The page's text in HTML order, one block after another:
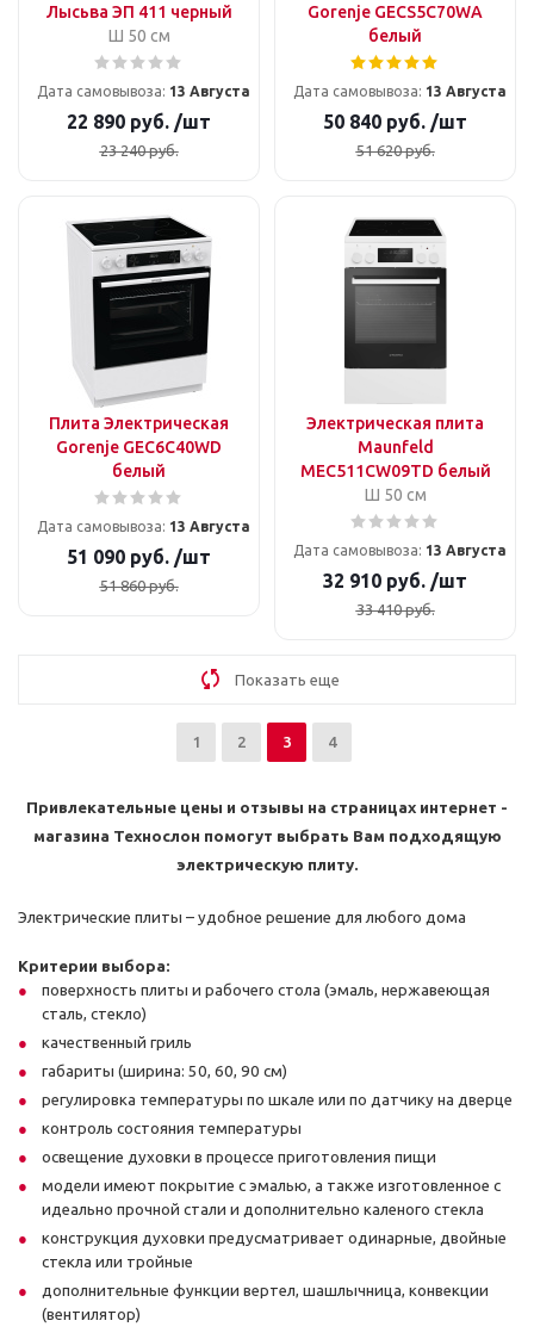
Лысьва ЭП 411 черный
Ш 50 см
Дата самовывоза: 13 Августа
22 890 руб. /шт
23 240руб.
Gorenje GECS5C70WA
белый
Дата самовывоза: 13 Августа
50 840 руб. /шт
51 620руб.
Плита Электрическая
Gorenje GEC6C40WD
белый
Дата самовывоза: 13 Августа
51 090 руб. /шт
51 860руб.
Электрическая плита
Maunfeld
MEC511CW09TD белый
Ш 50 см
Дата самовывоза: 13 Августа
32 910 руб. /шт
33 410руб.
Показать еще
1 2 3 4
Привлекательные цены и отзывы на страницах интернет -
магазина Технослон помогут выбрать Вам подходящую
электрическую плиту.
Электрические плиты – удобное решение для любого дома
Критерии выбора:
поверхность плиты и рабочего стола (эмаль, нержавеющая
сталь, стекло)
качественный гриль
габариты (ширина: 50, 60, 90 см)
регулировка температуры по шкале или по датчику на дверце
контроль состояния температуры
освещение духовки в процессе приготовления пищи
модели имеют покрытие с эмалью, а также изготовленное с
идеально прочной стали и дополнительно каленого стекла
конструкция духовки предусматривает одинарные, двойные
стекла или тройные
дополнительные функции вертел, шашлычница, конвекции
(вентилятор)